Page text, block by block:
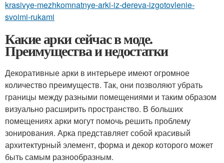
krasivye-mezhkomnatnye-arki-iz-dereva-izgotovlenie-
svoimi-rukami
Какие арки сейчас в моде.
Преимущества и недостатки
Декоративные арки в интерьере имеют огромное
количество преимуществ. Так, они позволяют убрать
границы между разными помещениями и таким образом
визуально расширить пространство. В больших
помещениях арки могут помочь решить проблему
зонирования. Арка представляет собой красивый
архитектурный элемент, форма и декор которого может
быть самым разнообразным.